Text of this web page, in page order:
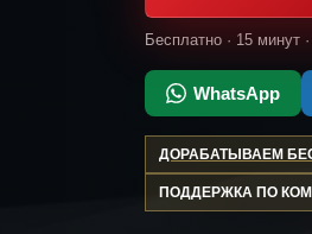
Бесплатно · 15 минут
WhatsApp
ДОРАБАТЫВАЕМ
ПОДДЕРЖКА ПО